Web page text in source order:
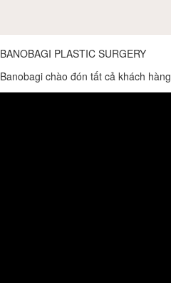
BANOBAGI PLASTIC SURGERY
Banobagi chào đón tất cả khách hàng